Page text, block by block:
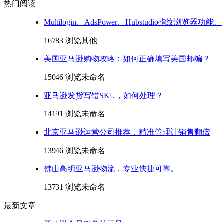
热门阅读
Multilogin、AdsPower、Hubstudio指纹浏览器功能
16783 浏览其他
美国亚马逊购物攻略：如何正确填写美国邮编？
15046 浏览未命名
亚马逊发货写错SKU，如何处理？
14191 浏览未命名
北京亚马逊运营公司推荐，精准管理让销售翻倍
13946 浏览未命名
佛山高明亚马逊物流，专业快捷可靠。
13731 浏览未命名
最新文章